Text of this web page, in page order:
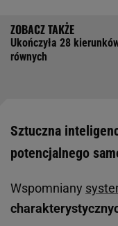
Ukończyła 28
równych
Sztuczna
potencjalnego
Wspomniany